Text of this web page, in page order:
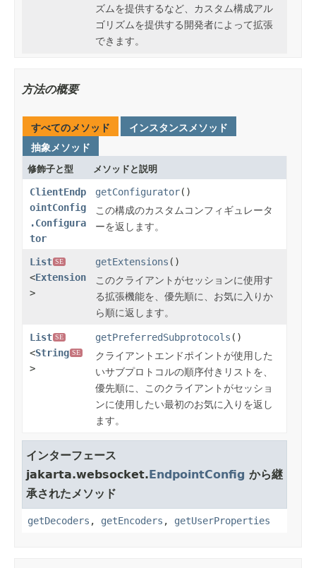
ズムを提供するなど、カスタム構成アル
ゴリズムを提供する開発者によって拡張
できます。
方法の概要
すべてのメソッド
インスタンスメソッド
抽象メソッド
修飾子と型 メソッドと説明
ClientEndp
ointConfig
.Configura
tor
getConfigurator()
この構成のカスタムコンフィギュレータ
ーを返します。
List SE
<Extension
>
getExtensions ()
このクライアントがセッションに使用す
る拡張機能を、優先順に、お気に入りか
ら順に返します。
List SE
<String SE
>
getPreferredSubprotocols ()
クライアントエンドポイントが使用した
いサブプロトコルの順序付きリストを、
優先順に、このクライアントがセッショ
ンに使用したい最初のお気に入りを返し
ます。
インターフェース
jakarta.websocket.EndpointConfig から継
承されたメソッド
getDecoders , getEncoders , getUserProperties